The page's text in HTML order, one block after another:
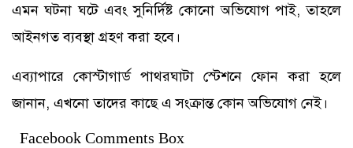
এমন ঘটনা ঘটে এবং সুনির্দিষ্ট কোনো অভিযোগ পাই, তাহলে
আইনগত ব্যবস্থা গ্রহণ করা হবে।
এব্যাপারে কোস্টাগার্ড পাথরঘাটা স্টেশনে ফোন করা হলে
জানান, এখনো তাদের কাছে এ সংক্রান্ত কোন অভিযোগ নেই।
Facebook Comments Box